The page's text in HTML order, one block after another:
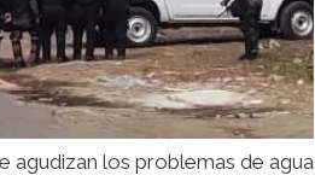
agudizan los problemas de agua